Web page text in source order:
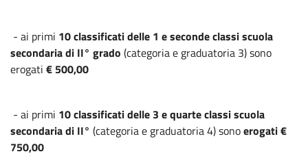
- ai primi 10 classificati delle 1 e seconde classi scuola
secondaria di II° grado (categoria e graduatoria 3) sono
erogati € 500,00
- ai primi 10 classificati delle 3 e quarte classi scuola
secondaria di II° (categoria e graduatoria 4) sonoerogati €
750,00